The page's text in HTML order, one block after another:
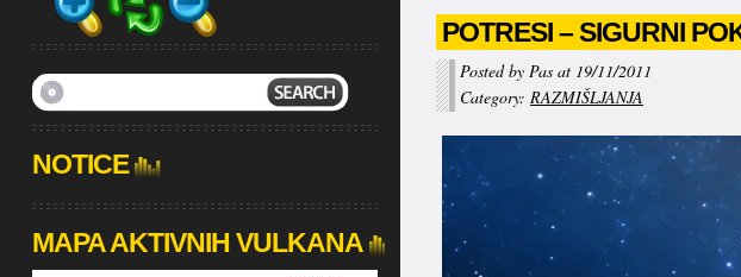
POTRESI – SIGURNI
Posted by Pas at 19/11/2011
Category: RAZMIŠLJANJA
NOTICE
MAPA AKTIVNIH VULKANA